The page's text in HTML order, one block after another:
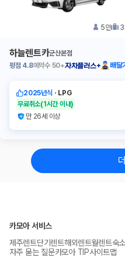
5인 3
하늘렌트카군산본점
평점 4.8예약수 50+자차플러스+ 배달
2025년식 ㆍ LPG
무료취소(1시간 이내)
만 26세 이상
카모아 서비스
제주렌트단기렌트해외렌트월렌트숙소
자주 묻는 질문카모아 TIP사이트맵